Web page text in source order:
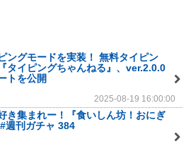
ングモードを実装！ 無料タイピン
タイピングちゃんねる』、ver.2.0.0
トを公開
2025-08-19 16:00:00
き集まれー！『食いしん坊！おにぎ
週刊ガチャ 384